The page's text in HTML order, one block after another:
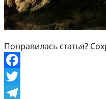
Понравилась статья?
Facebook
Twitter